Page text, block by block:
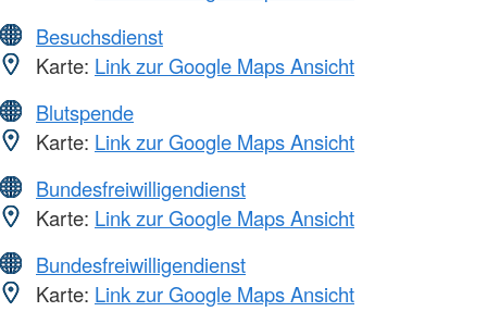
Besuchsdienst
Karte: Link zur Google Maps Ansicht
Blutspende
Karte: Link zur Google Maps Ansicht
Bundesfreiwilligendienst
Karte: Link zur Google Maps Ansicht
Bundesfreiwilligendienst
Karte: Link zur Google Maps Ansicht